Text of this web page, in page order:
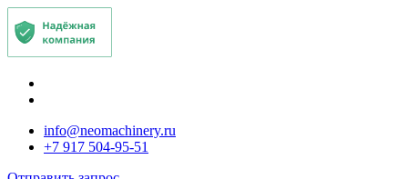
info@neomachinery.ru
+7 917 504-95-51